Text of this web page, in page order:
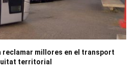
reclamar millores en el transport
territorial